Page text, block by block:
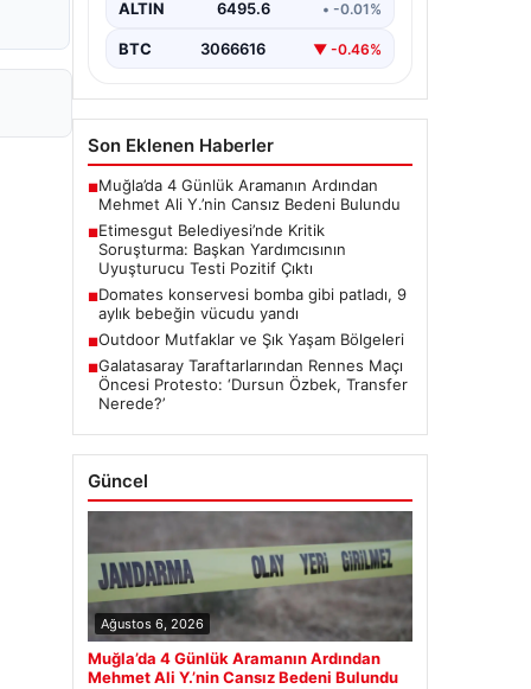
çıkmaya devam ediyor. Başkan…
ALTIN 6495.6 • -0.01%
BTC 3066616 ▼ -0.46%
Son Eklenen Haberler
■Muğla’da 4 Günlük Aramanın Ardından
Mehmet Ali Y.’nin Cansız Bedeni Bulundu
■Etimesgut Belediyesi’nde Kritik
Soruşturma: Başkan Yardımcısının
Uyuşturucu Testi Pozitif Çıktı
■Domates konservesi bomba gibi patladı, 9
aylık bebeğin vücudu yandı
■Outdoor Mutfaklar ve Şık Yaşam Bölgeleri
■Galatasaray Taraftarlarından Rennes Maçı
Öncesi Protesto: ‘Dursun Özbek, Transfer
Nerede?’
Güncel
Ağustos 6, 2026
Muğla’da 4 Günlük Aramanın Ardından
Mehmet Ali Y.’nin Cansız Bedeni Bulundu